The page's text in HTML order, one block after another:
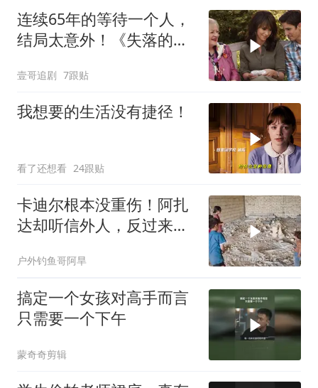
连续65年的等待一个人，
结局太意外！《失落的情
壹哥追剧 7跟贴
我想要的生活没有捷径！
看了还想看 24跟贴
卡迪尔根本没重伤！阿扎
达却听信外人，反过来埋
户外钓鱼哥阿旱
搞定一个女孩对高手而言
只需要一个下午
蒙奇奇剪辑